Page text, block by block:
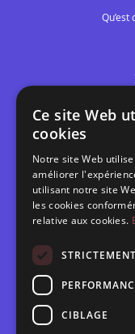
Qu’est
Les
Ce site Web
cookies
Notre site Web
améliorer
utilisant notre site
les cookies
relative aux cookies.
CIBLAGE